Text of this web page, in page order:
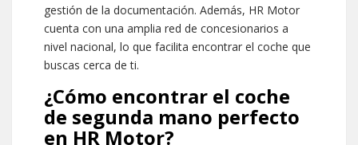
gestión de la documentación. Además, HR Motor
cuenta con una amplia red de concesionarios a
nivel nacional, lo que facilita encontrar el coche que
buscas cerca de ti.
¿Cómo encontrar el coche
de segunda mano perfecto
en HR Motor?